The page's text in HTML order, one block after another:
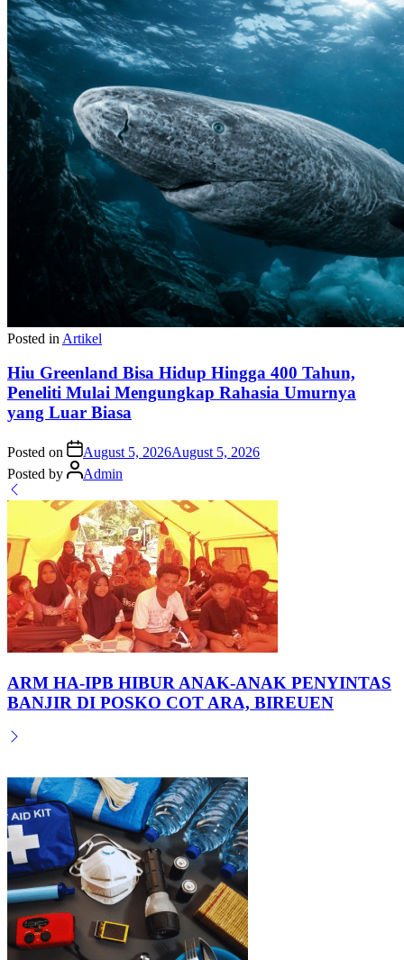
Posted in Artikel
Hiu Greenland Bisa Hidup Hingga 400 Tahun,
Peneliti Mulai Mengungkap Rahasia Umurnya
yang Luar Biasa
Posted on August 5, 2026August 5, 2026
Posted by
Admin
ARM HA-IPB HIBUR ANAK-ANAK PENYINTAS
BANJIR DI POSKO COT ARA, BIREUEN